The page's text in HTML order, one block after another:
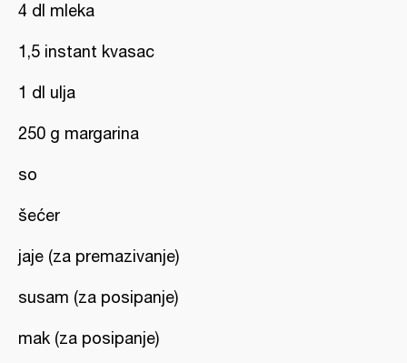
4 dl mleka
1,5 instant kvasac
1 dl ulja
250 g margarina
so
šećer
jaje (za premazivanje)
susam (za posipanje)
mak (za posipanje)